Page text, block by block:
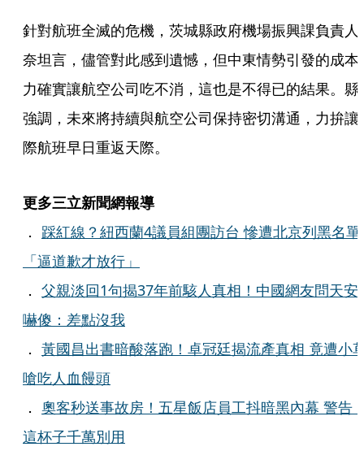
針對航班全滅的危機，茨城縣政府機場振興課負責人
奈坦言，儘管對此感到遺憾，但中東情勢引發的成本
力確實讓航空公司吃不消，這也是不得已的結果。縣
強調，未來將持續與航空公司保持密切溝通，力拚讓
際航班早日重返天際。
更多三立新聞網報導
． 踩紅線？紐西蘭4議員組團訪台 慘遭北京列黑名單
「逼道歉才放行」
． 父親淡回1句揭37年前駭人真相！中國網友問天安
嚇傻：差點沒我
． 黃國昌出書暗酸落跑！卓冠廷揭流產真相 竟遭小
嗆吃人血饅頭
． 奧客秒送事故房！五星飯店員工抖暗黑內幕 警告
這杯子千萬別用